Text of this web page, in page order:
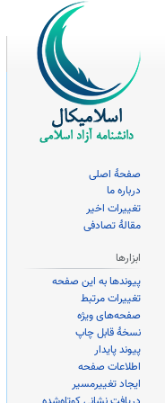
صفحهٔ اصلی
درباره ما
تغییرات اخیر
مقالهٔ تصادفی
ابزارها
پیوندها به این صفحه
تغییرات مرتبط
صفحه‌های ویژه
نسخهٔ قابل چاپ
پیوند پایدار
اطلاعات صفحه
ایجاد تغییرمسیر